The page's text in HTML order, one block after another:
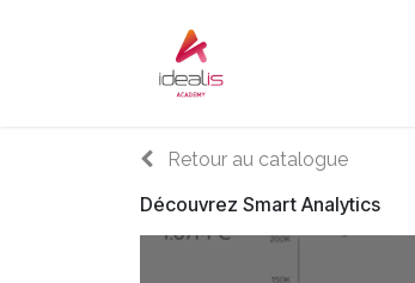
Retour au catalogue
Découvrez Smart Analytics